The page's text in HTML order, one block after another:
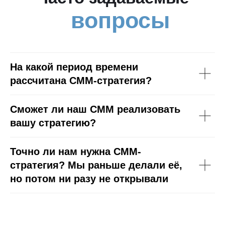
вопросы
На какой период времени
рассчитана СММ-стратегия?
Сможет ли наш СММ реализовать
вашу стратегию?
Точно ли нам нужна СММ-
стратегия? Мы раньше делали её,
но потом ни разу не открывали